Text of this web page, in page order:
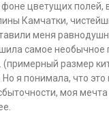
цветущих полей,
Камчатки,
меня
самое необычное
(примерный размер
я понимала, что
моя мечта